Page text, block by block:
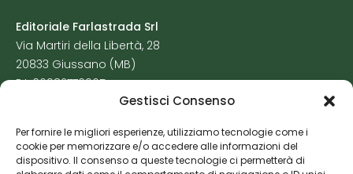
Gestisci Consenso
Per fornire le migliori esperienze, utilizziamo tecnologie come i
cookie per memorizzare e/o accedere alle informazioni del
dispositivo. Il consenso a queste tecnologie ci permetterà di
Editoriale Farlastrada Srl
Via Martiri della Libertà, 28
20833 Giussano (MB)
P.I. 06982770965
Cookie Policy
Risorse Aggiuntive